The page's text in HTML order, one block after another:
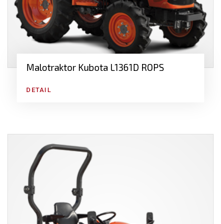
Malotraktor Kubota L1361D ROPS
DETAIL